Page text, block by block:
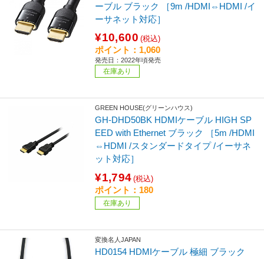
ーブル ブラック ［9m /HDMI⇔HDMI /イ
ーサネット対応］
¥10,600 (税込)
ポイント：1,060
発売日：2022年頃発売
在庫あり
GREEN HOUSE(グリーンハウス)
GH-DHD50BK HDMIケーブル HIGH SP
EED with Ethernet ブラック ［5m /HDMI
⇔HDMI /スタンダードタイプ /イーサネ
ット対応］
¥1,794 (税込)
ポイント：180
在庫あり
変換名人JAPAN
HD0154 HDMIケーブル 極細 ブラック